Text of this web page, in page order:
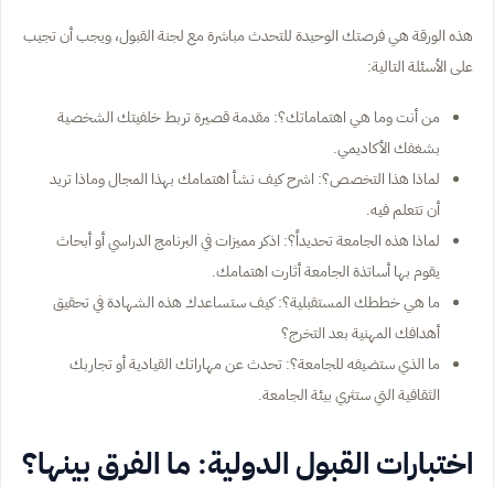
هذه الورقة هي فرصتك الوحيدة للتحدث مباشرة مع لجنة القبول، ويجب أن تجيب
على الأسئلة التالية:
من أنت وما هي اهتماماتك؟: مقدمة قصيرة تربط خلفيتك الشخصية
بشغفك الأكاديمي.
لماذا هذا التخصص؟: اشرح كيف نشأ اهتمامك بهذا المجال وماذا تريد
أن تتعلم فيه.
لماذا هذه الجامعة تحديداً؟: اذكر مميزات في البرنامج الدراسي أو أبحاث
يقوم بها أساتذة الجامعة أثارت اهتمامك.
ما هي خططك المستقبلية؟: كيف ستساعدك هذه الشهادة في تحقيق
أهدافك المهنية بعد التخرج؟
ما الذي ستضيفه للجامعة؟: تحدث عن مهاراتك القيادية أو تجاربك
الثقافية التي ستثري بيئة الجامعة.
اختبارات القبول الدولية: ما الفرق بينها؟